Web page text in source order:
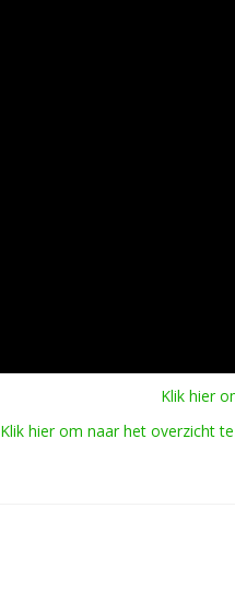
Klik hier
Klik hier om naar het overzicht te